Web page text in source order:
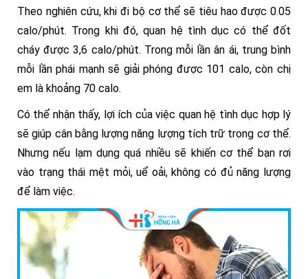
Theo nghiên cứu, khi đi bộ cơ thể sẽ tiêu hao được 0.05
calo/phút. Trong khi đó, quan hệ tình dục có thể đốt
cháy được 3,6 calo/phút. Trong mỗi lần ân ái, trung bình
mỗi lần phái mạnh sẽ giải phóng được 101 calo, còn chị
em là khoảng 70 calo.
Có thể nhận thấy, lợi ích của việc quan hệ tình dục hợp lý
sẽ giúp cân bằng lượng năng lượng tích trữ trong cơ thể.
Nhưng nếu lạm dụng quá nhiều sẽ khiến cơ thể bạn rơi
vào trạng thái mệt mỏi, uể oải, không có đủ năng lượng
để làm việc.